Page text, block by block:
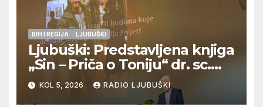
BIH I REGIJA LJUBUŠKI
Ljubuški: Predstavljena knjiga
„Sin – Priča o Toniju“ dr. sc.
Zdenka Hercega
KOL 5, 2026 RADIO LJUBUŠKI